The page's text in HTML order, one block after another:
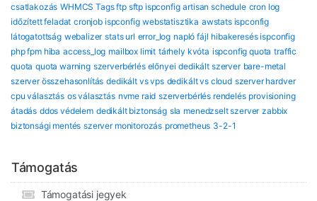
csatlakozás WHMCS Tags ftp sftp ispconfig artisan schedule cron log
időzített feladat cronjob ispconfig webstatisztika awstats ispconfig
látogatottság webalizer stats url error_log napló fájl hibakeresés ispconfig
php fpm hiba access_log mailbox limit tárhely kvóta ispconfig quota traffic
quota quota warning szerverbérlés előnyei dedikált szerver bare-metal
szerver összehasonlítás dedikált vs vps dedikált vs cloud szerver hardver
cpu választás os választás nvme raid szerverbérlés rendelés provisioning
átadás ddos védelem dedikált biztonság sla menedzselt szerver zabbix
biztonsági mentés szerver monitorozás prometheus 3-2-1
Támogatás
Támogatási jegyek